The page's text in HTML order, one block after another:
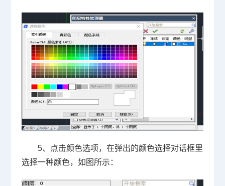
5、点击颜色选项，在弹出的颜色选择对话框里
选择一种颜色，如图所示：